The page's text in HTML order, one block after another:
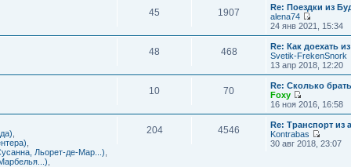
ю
о
б
щ
е
н
и
ю
е
м
у
с
о
о
б
щ
е
и
ю
л
д
н
е
м
у
с
о
б
щ
е
н
и
к
п
о
л
е
д
н
е
у
с
о
о
б
45 1907
Re: Поездки из
alena74
П
е
р
е
й
т
к
п
о
л
е
д
24 янв 2021, 15:34
48 468
Re: Как доехать
Svetik-FrekenSnork
13 апр 2018, 12:20
10 70
Re: Сколько
Foxy
П
е
р
е
й
т
16 ноя 2016, 16:58
Льорет-де-Мар...)
204 4546
Re: Транспорт из
Kontrabas
П
30 авг 2018, 23:07